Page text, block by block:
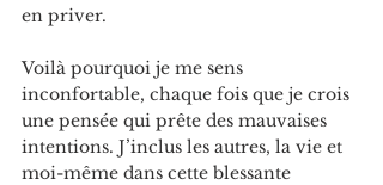
en priver.
Voilà pourquoi je me sens
inconfortable, chaque fois que je crois
une pensée qui prête des mauvaises
intentions. J’inclus les autres, la vie et
moi-même dans cette blessante